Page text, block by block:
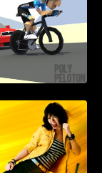
lucha